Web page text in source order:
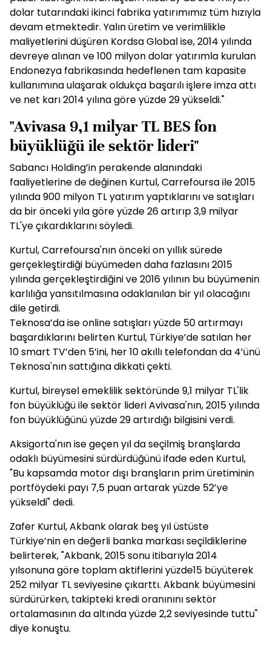
dolar tutarındaki ikinci fabrika yatırımımız tüm hızıyla
devam etmektedir. Yalın üretim ve verimlilikle
maliyetlerini düşüren Kordsa Global ise, 2014 yılında
devreye alınan ve 100 milyon dolar yatırımla kurulan
Endonezya fabrikasında hedeflenen tam kapasite
kullanımına ulaşarak oldukça başarılı işlere imza attı
ve net karı 2014 yılına göre yüzde 29 yükseldi."
"Avivasa 9,1 milyar TL BES fon
büyüklüğü ile sektör lideri"
Sabancı Holding’in perakende alanındaki
faaliyetlerine de değinen Kurtul, Carrefoursa ile 2015
yılında 900 milyon TL yatırım yaptıklarını ve satışları
da bir önceki yıla göre yüzde 26 artırıp 3,9 milyar
TL'ye çıkardıklarını söyledi.
Kurtul, Carrefoursa'nın önceki on yıllık sürede
gerçekleştirdiği büyümeden daha fazlasını 2015
yılında gerçekleştirdiğini ve 2016 yılının bu büyümenin
karlılığa yansıtılmasına odaklanılan bir yıl olacağını
dile getirdi.
Teknosa’da ise online satışları yüzde 50 artırmayı
başardıklarını belirten Kurtul, Türkiye’de satılan her
10 smart TV’den 5’ini, her 10 akıllı telefondan da 4’ünü
Teknosa'nın sattığına dikkati çekti.
Kurtul, bireysel emeklilik sektöründe 9,1 milyar TL'lik
fon büyüklüğü ile sektör lideri Avivasa'nın, 2015 yılında
fon büyüklüğünü yüzde 29 artırdığı bilgisini verdi.
Aksigorta'nın ise geçen yıl da seçilmiş branşlarda
odaklı büyümesini sürdürdüğünü ifade eden Kurtul,
"Bu kapsamda motor dışı branşların prim üretiminin
portföydeki payı 7,5 puan artarak yüzde 52’ye
yükseldi" dedi.
Zafer Kurtul, Akbank olarak beş yıl üstüste
Türkiye’nin en değerli banka markası seçildiklerine
belirterek, "Akbank, 2015 sonu itibarıyla 2014
yılsonuna göre toplam aktiflerini yüzde15 büyüterek
252 milyar TL seviyesine çıkarttı. Akbank büyümesini
sürdürürken, takipteki kredi oranınını sektör
ortalamasının da altında yüzde 2,2 seviyesinde tuttu"
diye konuştu.